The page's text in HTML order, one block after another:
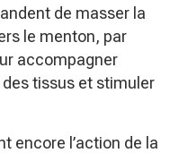
de masser la
le menton, par
accompagner
tissus et stimuler
encore l’action de la